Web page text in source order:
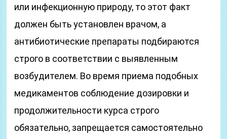
или инфекционную природу, то этот факт
должен быть установлен врачом, а
антибиотические препараты подбираются
строго в соответствии с выявленным
возбудителем. Во время приема подобных
медикаментов соблюдение дозировки и
продолжительности курса строго
обязательно, запрещается самостоятельно